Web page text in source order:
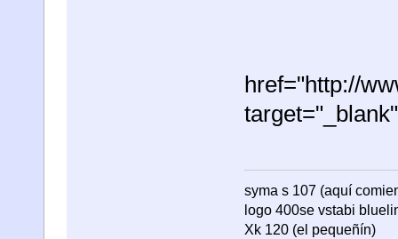
href="http://
syma s 107 (aquí
logo 400se vstabi
Xk 120 (el pequeñín)